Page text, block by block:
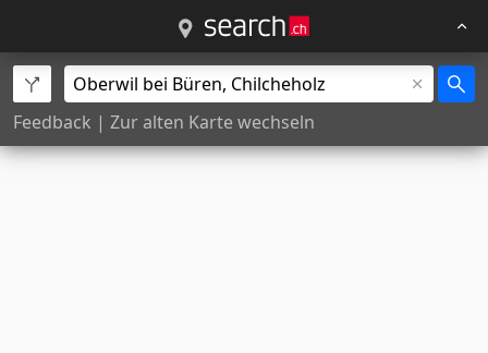
Feedback | Zur alten Karte wechseln